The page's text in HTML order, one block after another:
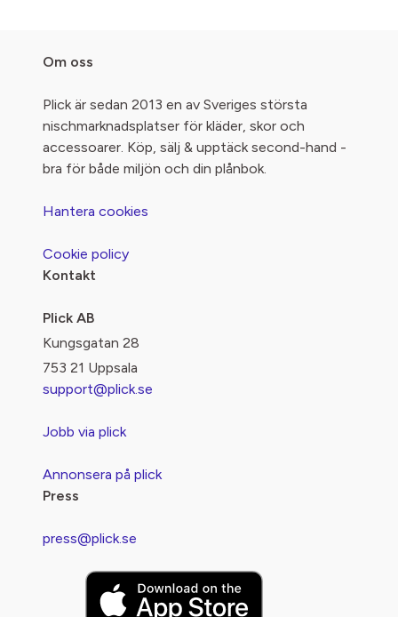
Om oss
Plick är sedan 2013 en av Sveriges största
nischmarknadsplatser för kläder, skor och
accessoarer. Köp, sälj & upptäck second-hand -
bra för både miljön och din plånbok.
Hantera cookies
Cookie policy
Kontakt
Plick AB
Kungsgatan 28
753 21 Uppsala
support@plick.se
Jobb via plick
Annonsera på plick
Press
press@plick.se